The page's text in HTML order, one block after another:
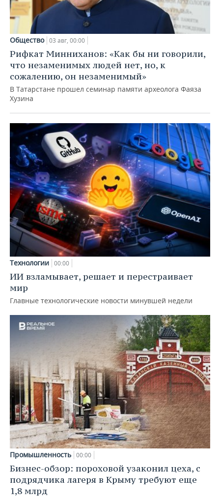
Общество 03 авг, 00:00
Рифкат Минниханов: «Как бы ни говорили,
что незаменимых людей нет, но, к
сожалению, он незаменимый»
В Татарстане прошел семинар памяти археолога Фаяза
Хузина
Технологии 00:00
ИИ взламывает, решает и перестраивает
мир
Главные технологические новости минувшей недели
Промышленность 00:00
Бизнес-обзор: пороховой узаконил цеха, с
подрядчика лагеря в Крыму требуют еще
1,8 млрд